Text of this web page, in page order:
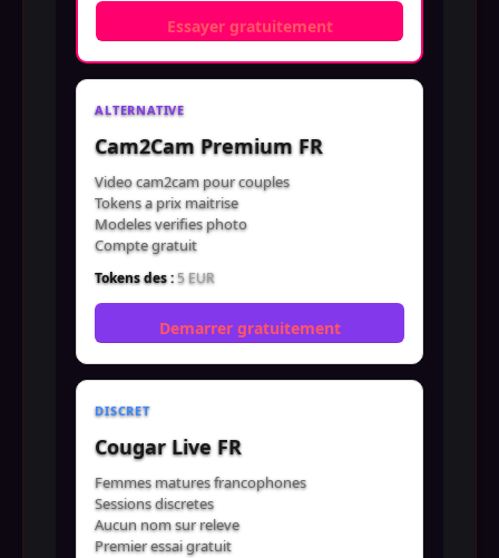
Essayer gratuitement
ALTERNATIVE
Cam2Cam Premium FR
Video cam2cam pour couples
Tokens a prix maitrise
Modeles verifies photo
Compte gratuit
Tokens des :5 EUR
Demarrer gratuitement
DISCRET
Cougar Live FR
Femmes matures francophones
Sessions discretes
Aucun nom sur releve
Premier essai gratuit